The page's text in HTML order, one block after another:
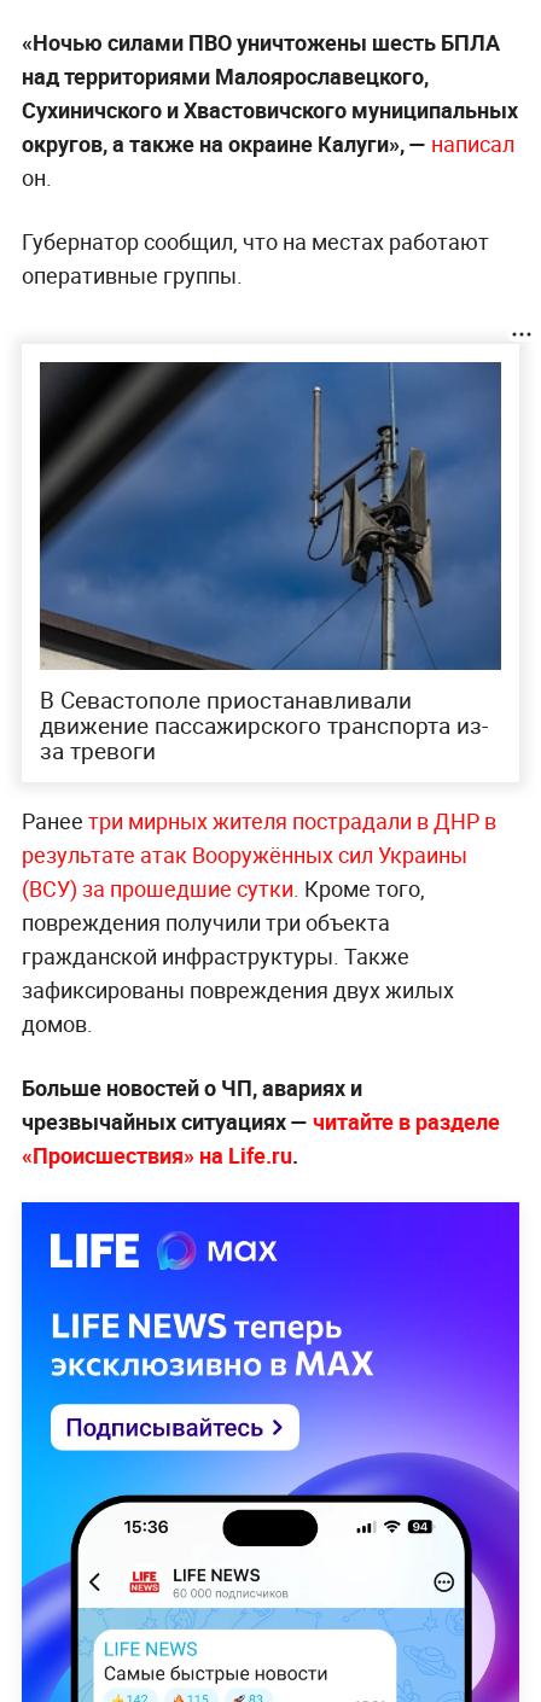
«Ночью силами ПВО уничтожены шесть БПЛА
над территориями Малоярославецкого,
Сухиничского и Хвастовичского муниципальных
округов, а также на окраине Калуги», — написал
он.
Губернатор сообщил, что на местах работают
оперативные группы.
В Севастополе приостанавливали
движение пассажирского транспорта из-
за тревоги
Ранее три мирных жителя пострадали в ДНР в
результате атак Вооружённых сил Украины
(ВСУ) за прошедшие сутки. Кроме того,
повреждения получили три объекта
гражданской инфраструктуры. Также
зафиксированы повреждения двух жилых
домов.
Больше новостей о ЧП, авариях и
чрезвычайных ситуациях — читайте в разделе
«Происшествия» на Life.ru.